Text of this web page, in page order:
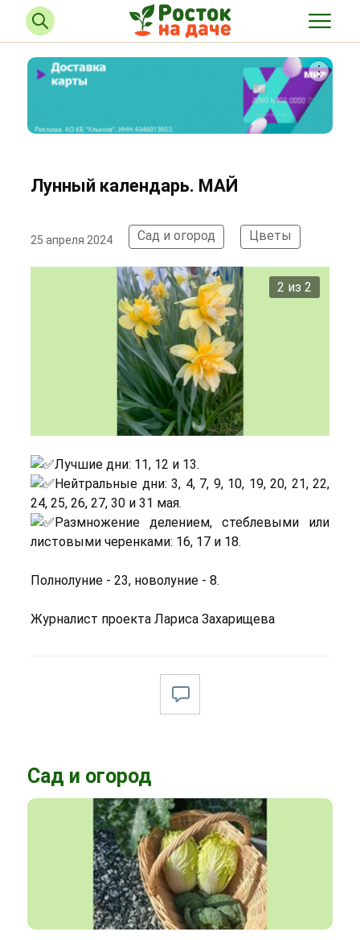
Лунный календарь. МАЙ
25 апреля 2024 Сад и огород Цветы
2 из 2
Лучшие дни: 11, 12 и 13.
Нейтральные дни: 3, 4, 7, 9, 10, 19, 20, 21, 22,
24, 25, 26, 27, 30 и 31 мая.
Размножение делением, стеблевыми или
листовыми черенками: 16, 17 и 18.
Полнолуние - 23, новолуние - 8.
Журналист проекта Лариса Захарищева
Сад и огород